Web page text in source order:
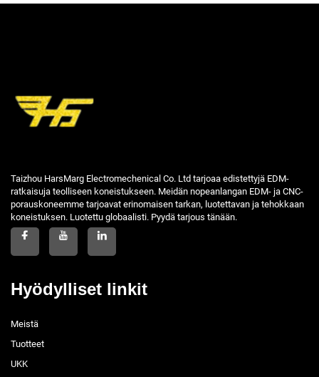
Taizhou HarsMarg Electromechenical Co. Ltd tarjoaa edistettyjä EDM-
ratkaisuja teolliseen koneistukseen. Meidän nopeanlangan EDM- ja CNC-
porauskoneemme tarjoavat erinomaisen tarkan, luotettavan ja tehokkaan
koneistuksen. Luotettu globaalisti. Pyydä tarjous tänään.
Hyödylliset linkit
Meistä
Tuotteet
UKK